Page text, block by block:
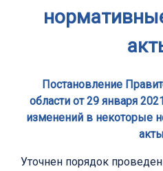
Постановление
области от 29 января
изменений в некоторые
Уточнен порядок